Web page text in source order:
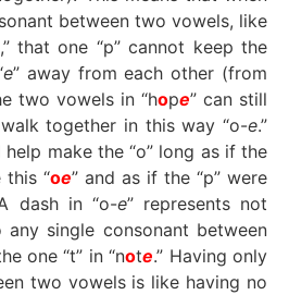
between two vowels, like
,” that one “p” cannot keep the
e” away from each other (from
two vowels in “hope” can still
together in this way “o-e.”
help make the “o” long as if the
“oe” and as if the “p” were
dash in “o-e” represents not
single consonant between
one “t” in “note.” Having only
two vowels is like having no